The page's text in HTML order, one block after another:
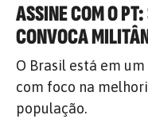
ASSINE COM O
CONVOCA
O Brasil está em
com foco na
população.